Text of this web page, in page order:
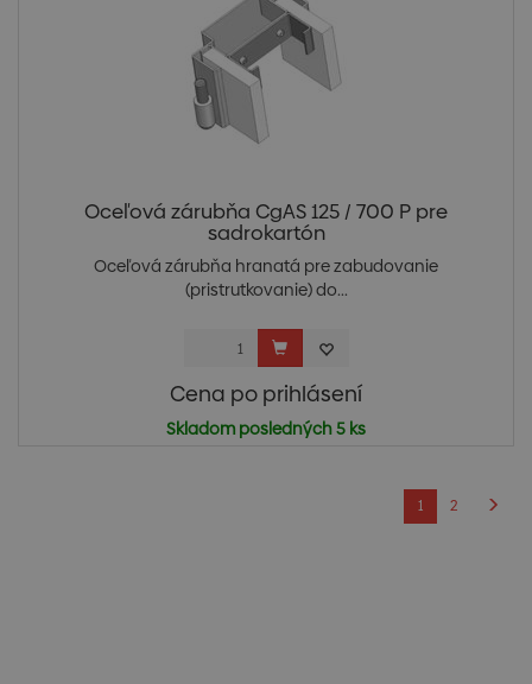
Oceľová zárubňa CgAS 125 / 700 P pre
sadrokartón
Oceľová zárubňa hranatá pre zabudovanie
(pristrutkovanie) do...
Cena po prihlásení
Skladom posledných 5 ks
1 2